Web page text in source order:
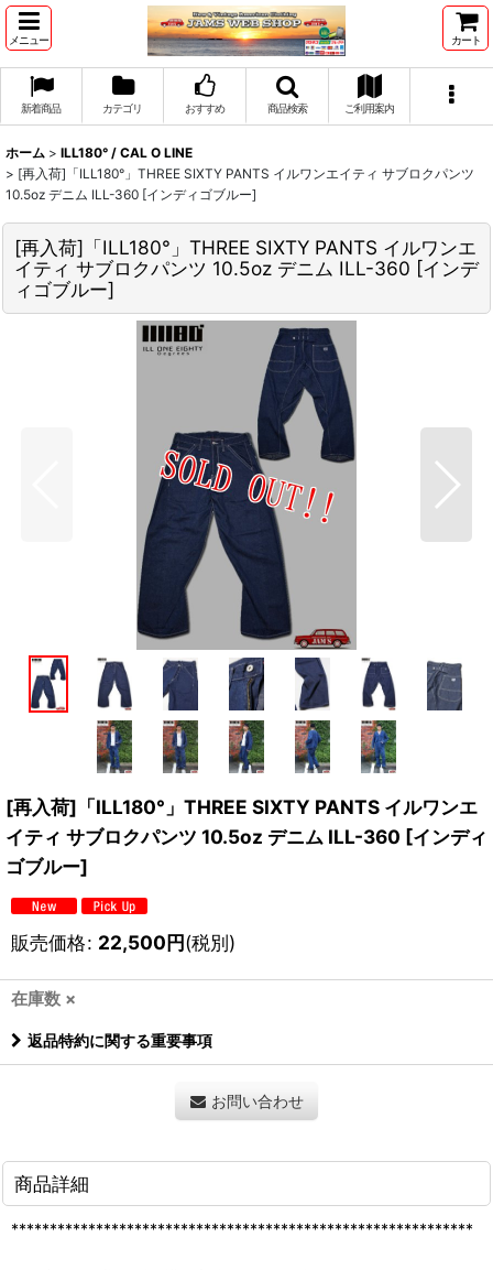
メニュー カート
新着商品 カテゴリ おすすめ 商品検索 ご利用案内
ホーム > ILL180° / CAL O LINE
> [再入荷]「ILL180°」THREE SIXTY PANTS イルワンエイティ サブロクパンツ
10.5oz デニム ILL-360 [インディゴブルー]
[再入荷]「ILL180°」THREE SIXTY PANTS イルワンエ
イティ サブロクパンツ 10.5oz デニム ILL-360 [インデ
ィゴブルー]
[再入荷]「ILL180°」THREE SIXTY PANTS イルワンエ
イティ サブロクパンツ 10.5oz デニム ILL-360 [インディ
ゴブルー]
販売価格: 22,500円(税別)
在庫数 ×
返品特約に関する重要事項
お問い合わせ
商品詳細
************************************************************